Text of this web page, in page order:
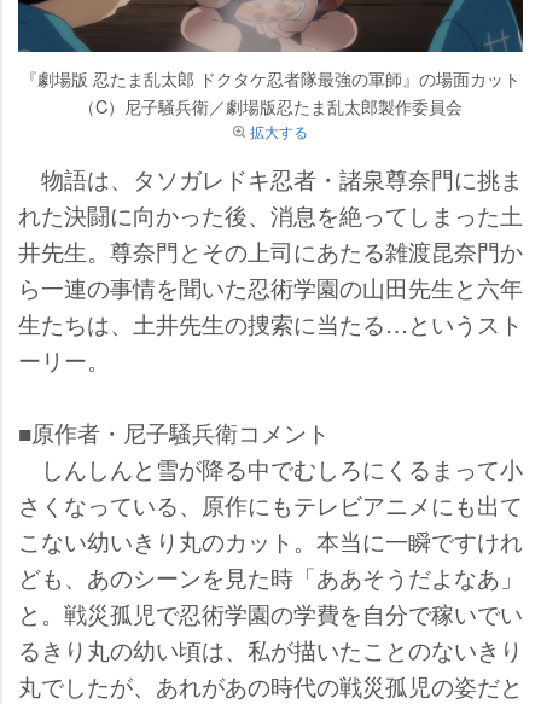
『劇場版 忍たま乱太郎 ドクタケ忍者隊最強の軍師』の場面カット
（C）尼子騒兵衛／劇場版忍たま乱太郎製作委員会
拡大する
物語は、タソガレドキ忍者・諸泉尊奈門に挑ま
れた決闘に向かった後、消息を絶ってしまった土
井先生。尊奈門とその上司にあたる雑渡昆奈門か
ら一連の事情を聞いた忍術学園の山田先生と六年
生たちは、土井先生の捜索に当たる…というスト
ーリー。
■原作者・尼子騒兵衛コメント
しんしんと雪が降る中でむしろにくるまって小
さくなっている、原作にもテレビアニメにも出て
こない幼いきり丸のカット。本当に一瞬ですけれ
ども、あのシーンを見た時「ああそうだよなあ」
と。戦災孤児で忍術学園の学費を自分で稼いでい
るきり丸の幼い頃は、私が描いたことのないきり
丸でしたが、あれがあの時代の戦災孤児の姿だと